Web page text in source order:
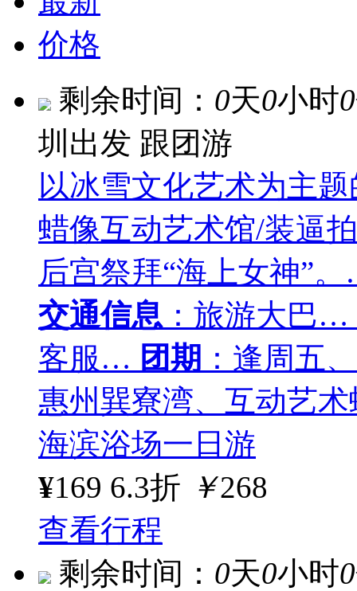
价格
剩余时间： 0天0小时0
圳出发 跟团游
以冰雪文化艺术为主
蜡像互动艺术馆/装逼
后宫祭拜“海上女神”
交通信息 ：旅游大巴…
客服… 团期 ：逢周五
惠州巽寮湾、互动艺
海滨浴场一日游
¥169 6.3折 ￥268
查看行程
剩余时间： 0天0小时0